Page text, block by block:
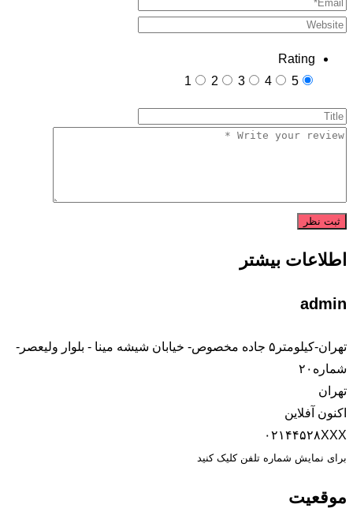
Rating
5
4
3
2
1
اطلاعات بیشتر
admin
تهران-کیلومتر۵ جاده مخصوص- خیابان شیشه مینا - بلوار ولیعصر-
شماره۲۰
تهران
اکنون آفلاین
۰۲۱۴۴۵۲۸XXX
برای نمایش شماره تلفن کلیک کنید
موقعیت